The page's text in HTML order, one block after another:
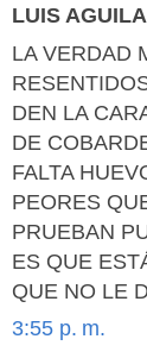
LUIS
LA VERDAD
DEN LA
DE
FALTA
PEORES
PRUEBAN
ES QUE
QUE NO LE
3:55 p. m.